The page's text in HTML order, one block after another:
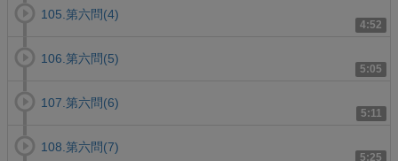
4:52
105.第六問(4)
5:05
106.第六問(5)
5:11
107.第六問(6)
5:25
108.第六問(7)